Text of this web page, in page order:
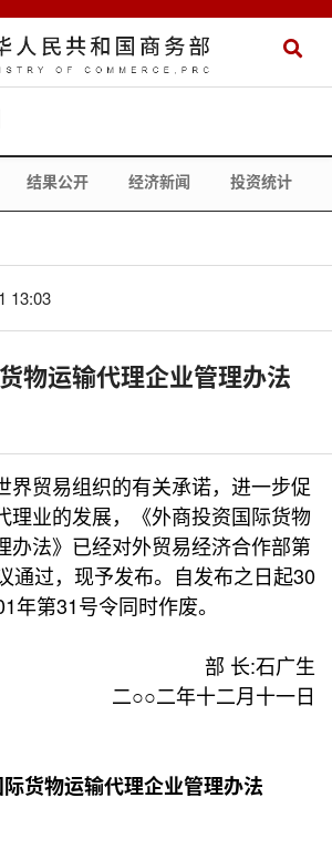
结果公开 经济新闻 投资统计
13:03
物运输代理企业管理办法
界贸易组织的有关承诺，进一步促
理业的发展，《外商投资国际货物
办法》已经对外贸易经济合作部第
通过，现予发布。自发布之日起30
年第31号令同时作废。
部 长:石广生
二○○二年十二月十一日
货物运输代理企业管理办法